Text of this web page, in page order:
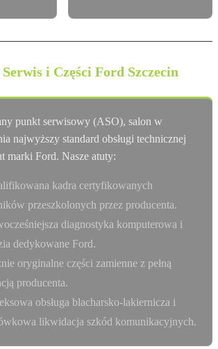
i Części Ford Szczecin
punkt serwisowy (ASO), salon w
najwyższy standard obsługi technicznej
marki Ford. Nasze atuty:
kadra certyfikowanych
przeszkolonych przez producenta.
diagnostyka komputerowa i
dedykowane Ford.
oryginalne części zamienne z pełną
producenta.
obsługa blacharsko-lakiernicza i
likwidacja szkód komunikacyjnych.